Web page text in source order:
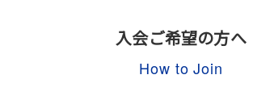
入会ご希望の方へ
How to Join